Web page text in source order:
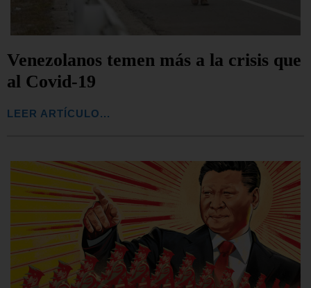
Venezolanos temen más a la crisis que
al Covid-19
LEER ARTÍCULO...